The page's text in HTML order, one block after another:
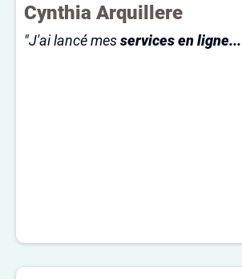
Cynthia Arquillere
"J'ai lancé messervices en ligne...